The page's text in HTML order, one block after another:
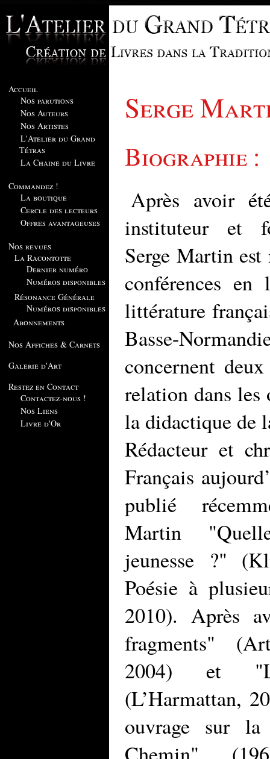
Accueil
Nos parutions
Nos Auteurs
Nos Artistes
L'Atelier du Grand
Tétras
La Chaine du Livre
Commandez !
La boutique
Cercle des lecteurs
Offres avantageuses
Nos revues
La Racontotte
Dernier numéro
Numéros disponibles
Résonance Générale
Numéros disponibles
Abonnements
Nos Affiches & Carnets
Galerie d'Art
Restez en Contact
Contactez-nous !
Nos Liens
Livre d'Or
Serge
Biographie :
Après avoir
instituteur et
Serge Martin
conférences en
littérature
Basse-
concernent
relation dans les
la didactique de
Rédacteur et
Français
publié
Martin
jeunesse ?"
Poésie à
2010). Après
fragments"
2004) et
(L’Harmattan,
ouvrage sur